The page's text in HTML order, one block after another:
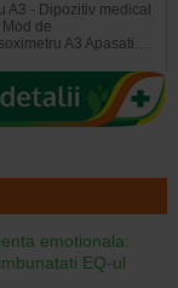
A3 - Dipozitiv medical
de
A3 Apasati…
emotionala:
EQ-ul